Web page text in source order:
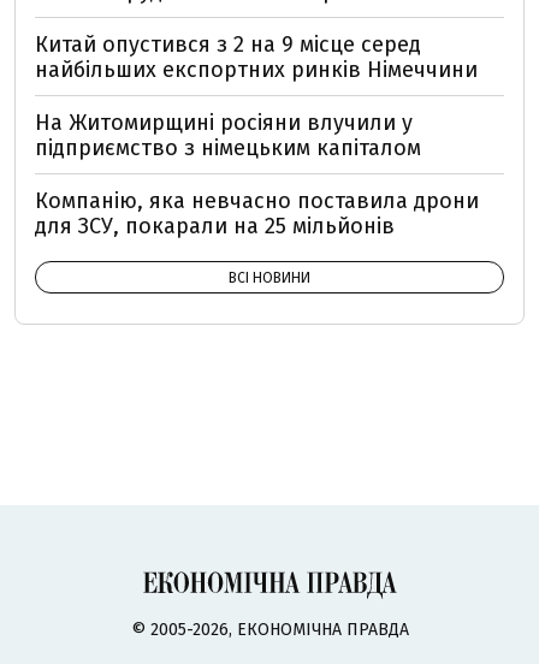
Китай опустився з 2 на 9 місце серед
найбільших експортних ринків Німеччини
На Житомирщині росіяни влучили у
підприємство з німецьким капіталом
Компанію, яка невчасно поставила дрони
для ЗСУ, покарали на 25 мільйонів
ВСІ НОВИНИ
© 2005-2026, ЕКОНОМІЧНА ПРАВДА